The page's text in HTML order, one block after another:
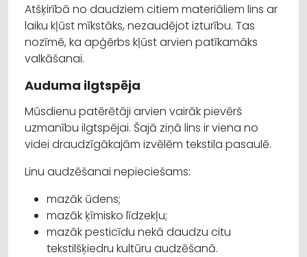
Atšķirībā no daudziem citiem materiāliem lins ar
laiku kļūst mīkstāks, nezaudējot izturību. Tas
nozīmē, ka apģērbs kļūst arvien patīkamāks
valkāšanai.
Auduma ilgtspēja
Mūsdienu patērētāji arvien vairāk pievērš
uzmanību ilgtspējai. Šajā ziņā lins ir viena no
videi draudzīgākajām izvēlēm tekstila pasaulē.
Linu audzēšanai nepieciešams:
mazāk ūdens;
mazāk ķīmisko līdzekļu;
mazāk pesticīdu nekā daudzu citu
tekstilšķiedru kultūru audzēšanā.